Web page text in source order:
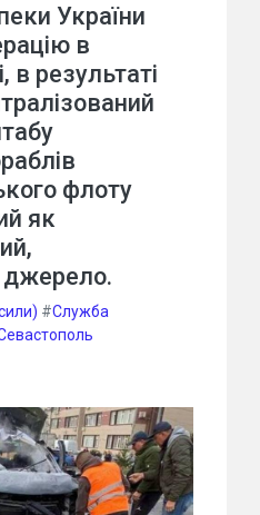
України
в
в результаті
флоту
як
джерело.
#Служба